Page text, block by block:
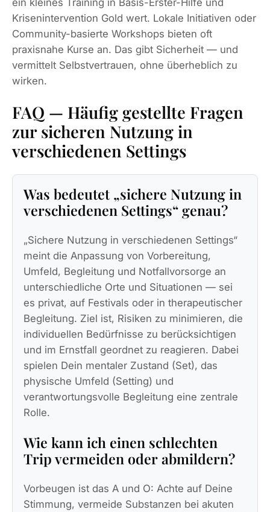
ein kleines Training in Basis-Erster-Hilfe und
Krisenintervention Gold wert. Lokale Initiativen oder
Community-basierte Workshops bieten oft
praxisnahe Kurse an. Das gibt Sicherheit — und
vermittelt Selbstvertrauen, ohne überheblich zu
wirken.
FAQ — Häufig gestellte Fragen
zur sicheren Nutzung in
verschiedenen Settings
Was bedeutet „sichere Nutzung in
verschiedenen Settings“ genau?
„Sichere Nutzung in verschiedenen Settings“
meint die Anpassung von Vorbereitung,
Umfeld, Begleitung und Notfallvorsorge an
unterschiedliche Orte und Situationen — sei
es privat, auf Festivals oder in therapeutischer
Begleitung. Ziel ist, Risiken zu minimieren, die
individuellen Bedürfnisse zu berücksichtigen
und im Ernstfall geordnet zu reagieren. Dabei
spielen Dein mentaler Zustand (Set), das
physische Umfeld (Setting) und
verantwortungsvolle Begleitung eine zentrale
Rolle.
Wie kann ich einen schlechten
Trip vermeiden oder abmildern?
Vorbeugen ist das A und O: Achte auf Deine
Stimmung, vermeide Substanzen bei akuten